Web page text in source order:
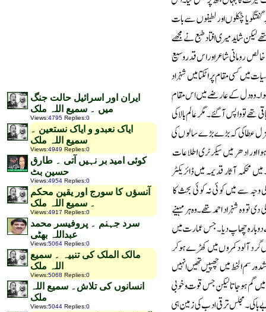
ایران اور اسرائیل حالت جنگ
میں ۔ سمیع اللہ ملک
Views:4795 Replies:0
ایاک نعبدو و ایاک نستعین ۔
سمیع اللہ ملک
Views:4949 Replies:0
کوئی امید بر نہیں آتی ۔ طارق
حسین بٹ
Views:4954 Replies:0
آنسؤں کا سورج اور یقین محکم
۔ سمیع اللہ ملک
Views:4917 Replies:0
سرد جہنم ۔ پروفیسر محمد
عبداللہ بھٹی
Views:5064 Replies:0
مالک الملک کی تنبیہ ۔ سمیع
اللہ ملک
Views:5068 Replies:0
انسانوں کی تلاش۔ سمیع اللہ
ملک
Views:5044 Replies:0